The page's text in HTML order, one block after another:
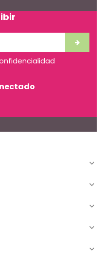




